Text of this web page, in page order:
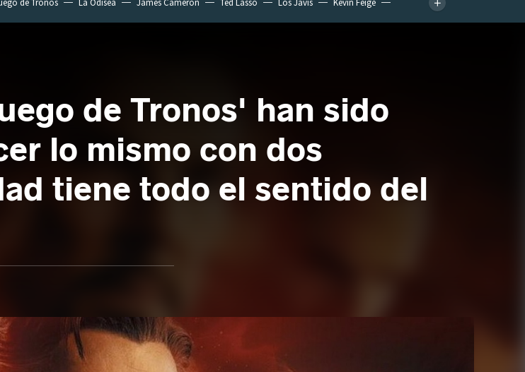
de Tronos La Odisea James Cameron Ted Lasso Los Javis
Kevin Feige
de Tronos' han sido
lo mismo con dos
tiene todo el sentido del